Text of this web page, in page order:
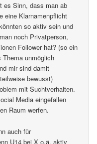
es Sinn, dass man ab
eine Klarnamenpflicht
so aktiv sein und
noch Privatperson,
Follower hat? (so ein
unmöglich
mir sind damit
bewusst)
mit Suchtverhalten.
Media eingefallen
Raum werfen.
auch für
U14 bei X o.ä. aktiv